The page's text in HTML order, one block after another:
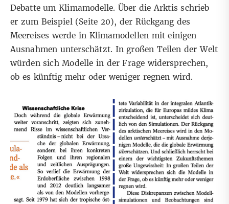
Debatteum Klimamodelle. Über die Arktis schrieb
er zum Beispiel (Seite 20), der Rückgang des
Meereises werde in Klimamodellen mit einigen
Ausnahmen unterschätzt. In großen Teilen der Welt
würden sich Modelle in der Frage widersprechen,
ob es künftig mehr oder weniger regnen wird.